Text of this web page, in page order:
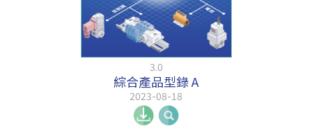
3.0
綜合產品型錄 A
2023-08-18